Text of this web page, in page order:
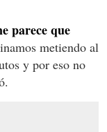
parece que
metiendo al
y por eso no